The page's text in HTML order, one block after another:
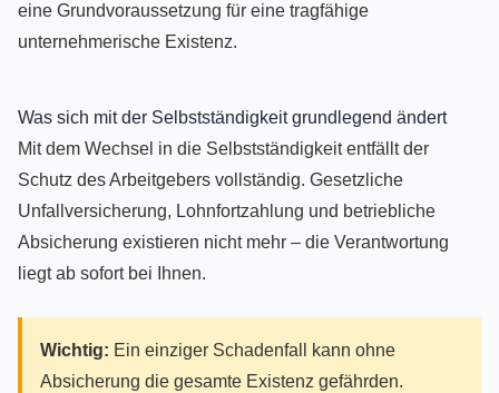
eine Grundvoraussetzung für eine tragfähige
unternehmerische Existenz.
Was sich mit der Selbstständigkeit grundlegend ändert
Mit dem Wechsel in die Selbstständigkeit entfällt der
Schutz des Arbeitgebers vollständig. Gesetzliche
Unfallversicherung, Lohnfortzahlung und betriebliche
Absicherung existieren nicht mehr – die Verantwortung
liegt ab sofort bei Ihnen.
Wichtig: Ein einziger Schadenfall kann ohne
Absicherung die gesamte Existenz gefährden.